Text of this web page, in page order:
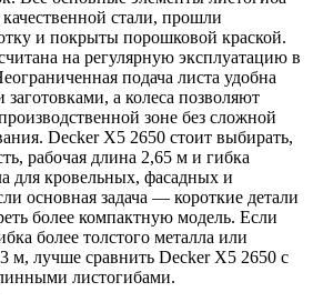
стали, прошли
и покрыты порошковой краской.
на регулярную эксплуатацию в
подача листа удобна
а колеса позволяют
зоне без сложной
Decker X5 2650 стоит выбирать,
рабочая длина 2,65 м и гибка
для кровельных, фасадных и
основная задача — короткие детали
более компактную модель. Если
более толстого металла или
м, лучше сравнить Decker X5 2650 с
листогибами.